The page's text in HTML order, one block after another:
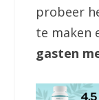
probeer
te maken
gasten